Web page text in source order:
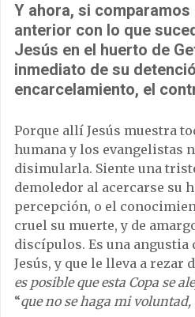
Y ahora, si
anterior con lo que
Jesús en el huerto de
inmediato de su
encarcelamiento, el
Porque allí Jesús muestra
humana y los evangelistas
disimularla. Siente una
demoledor al acercarse su
percepción, o el
cruel su muerte, y de
discípulos. Es una angustia
Jesús, y que le lleva a rezar
es posible que esta Copa se
“que no se haga mi